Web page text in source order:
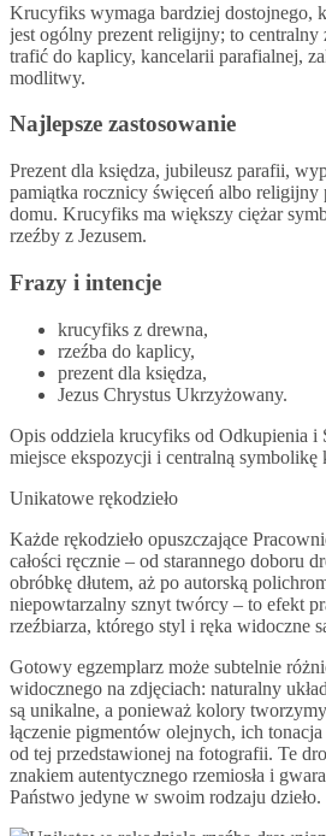
Krucyfiks wymaga bardziej dostojnego,
jest ogólny prezent religijny; to
trafić do kaplicy, kancelarii parafialnej,
modlitwy.
Najlepsze zastosowanie
Prezent dla księdza, jubileusz parafii,
pamiątka rocznicy święceń albo religijny
domu. Krucyfiks ma większy ciężar
rzeźby z Jezusem.
Frazy i intencje
krucyfiks z drewna,
rzeźba do kaplicy,
prezent dla księdza,
Jezus Chrystus Ukrzyżowany.
Opis oddziela krucyfiks od Odkupienia i
miejsce ekspozycji i centralną symbolikę
Unikatowe rękodzieło
Każde rękodzieło opuszczające
całości ręcznie – od starannego doboru
obróbkę dłutem, aż po autorską
niepowtarzalny sznyt twórcy – to efekt
rzeźbiarza, którego styl i ręka widoczne
Gotowy egzemplarz może subtelnie
widocznego na zdjęciach: naturalny
są unikalne, a ponieważ kolory
łączenie pigmentów olejnych, ich
od tej przedstawionej na fotografii. Te
znakiem autentycznego rzemiosła i
Państwo jedyne w swoim rodzaju dzieło.